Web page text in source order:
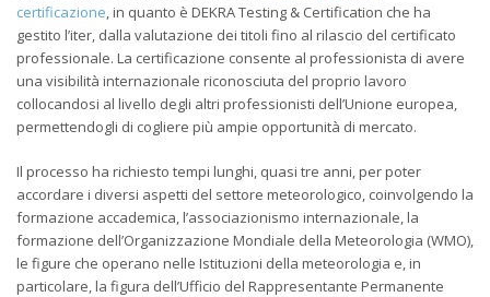
certificazione , in quanto è DEKRA Testing & Certification che ha
gestito l’iter, dalla valutazione dei titoli fino al rilascio del certificato
professionale. La certificazione consente al professionista di avere
una visibilità internazionale riconosciuta del proprio lavoro
collocandosi al livello degli altri professionisti dell’Unione europea,
permettendogli di cogliere più ampie opportunità di mercato.
Il processo ha richiesto tempi lunghi, quasi tre anni, per poter
accordare i diversi aspetti del settore meteorologico, coinvolgendo la
formazione accademica, l’associazionismo internazionale, la
formazione dell’Organizzazione Mondiale della Meteorologia (WMO),
le figure che operano nelle Istituzioni della meteorologia e, in
particolare, la figura dell’Ufficio del Rappresentante Permanente